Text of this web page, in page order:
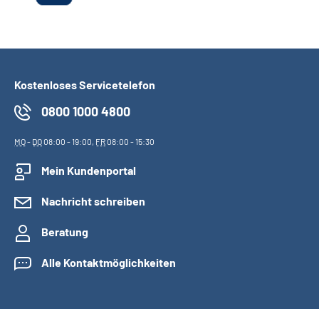
Kostenloses Servicetelefon
0800 1000 4800
MO- DO08:00 - 19:00, FR08:00 - 15:30
Mein Kundenportal
Nachricht schreiben
Beratung
Alle Kontaktmöglichkeiten